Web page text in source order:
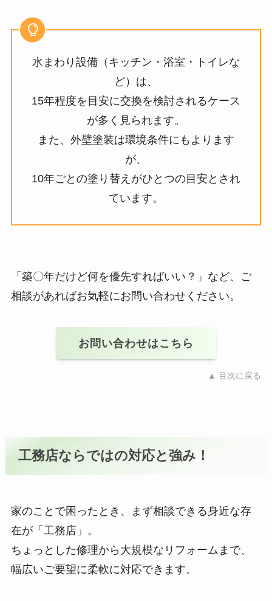
水まわり設備（キッチン・浴室・トイレな
ど）は、
15年程度を目安に交換を検討されるケース
が多く見られます。
また、外壁塗装は環境条件にもよります
が、
10年ごとの塗り替えがひとつの目安とされ
ています。
「築〇年だけど何を優先すればいい？」など、ご
相談があればお気軽にお問い合わせください。
お問い合わせはこちら
▲ 目次に戻る
工務店ならではの対応と強み！
家のことで困ったとき、まず相談できる身近な存
在が「工務店」。
ちょっとした修理から大規模なリフォームまで、
幅広いご要望に柔軟に対応できます。